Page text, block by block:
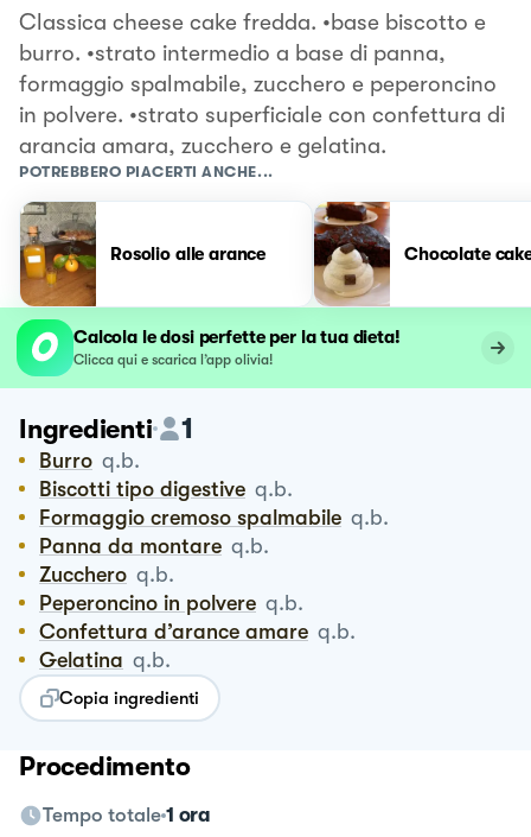
Classica cheese cake fredda. •base biscotto e
burro. •strato intermedio a base di panna,
formaggio spalmabile, zucchero e peperoncino
in polvere. •strato superficiale con confettura di
arancia amara, zucchero e gelatina.
POTREBBERO PIACERTI ANCHE...
Rosolio alle arance Chocolate
Calcola le dosi perfette per la tua dieta!
Clicca qui e scarica l’app olivia!
Ingredienti 1
Burro q.b.
Biscotti tipo digestive q.b.
Formaggio cremoso spalmabile q.b.
Panna da montare q.b.
Zucchero q.b.
Peperoncino in polvere q.b.
Confettura d’arance amare q.b.
Gelatina q.b.
Copia ingredienti
Procedimento
Tempo totale 1 ora